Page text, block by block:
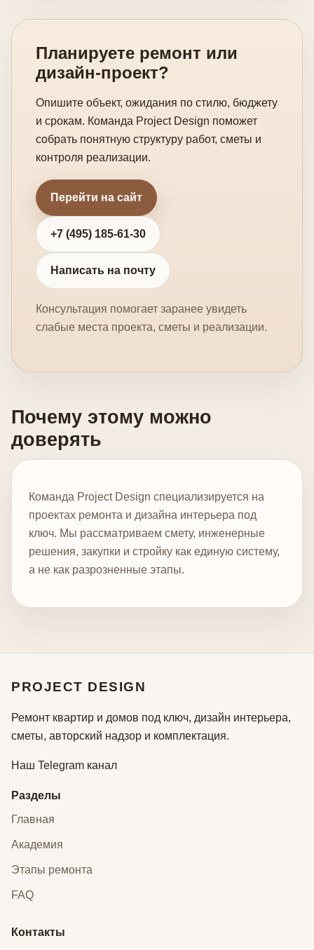
Планируете ремонт или
дизайн-проект?
Опишите объект, ожидания по стилю, бюджету
и срокам. Команда Project Design поможет
собрать понятную структуру работ, сметы и
контроля реализации.
Перейти на сайт
+7 (495) 185-61-30
Написать на почту
Консультация помогает заранее увидеть
слабые места проекта, сметы и реализации.
Почему этому можно
доверять
Команда Project Design специализируется на
проектах ремонта и дизайна интерьера под
ключ. Мы рассматриваем смету, инженерные
решения, закупки и стройку как единую систему,
а не как разрозненные этапы.
PROJECT DESIGN
Ремонт квартир и домов под ключ, дизайн интерьера,
сметы, авторский надзор и комплектация.
Наш Telegram канал
Разделы
Главная
Академия
Этапы ремонта
FAQ
Контакты